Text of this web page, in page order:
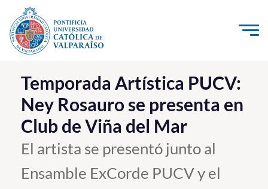
Click acá para ir directamente al contenido
La Universidad
Investigación, Creación e Innovación
PUCV Internacional
Vinculación con el Medio
Temporada Artística PUCV:
Ney Rosauro se presenta en
Club de Viña del Mar
El artista se presentó junto al
Ensamble ExCorde PUCV y el